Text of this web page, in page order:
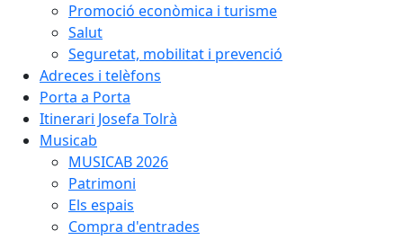
Promoció econòmica i turisme
Salut
Seguretat, mobilitat i prevenció
Adreces i telèfons
Porta a Porta
Itinerari Josefa Tolrà
Musicab
MUSICAB 2026
Patrimoni
Els espais
Compra d'entrades